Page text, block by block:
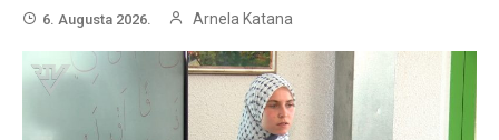
6. Augusta 2026. Arnela Katana